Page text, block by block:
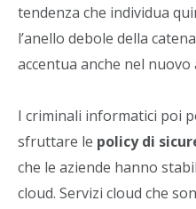
tendenza che individua
l’anello debole della
accentua anche nel nuovo
I criminali informatici poi
sfruttare le policy di
che le aziende hanno
cloud. Servizi cloud che